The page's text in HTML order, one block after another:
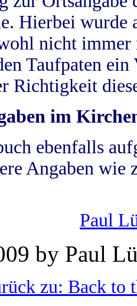
Hierbei wurde
nicht
Taufpaten
Richtigkeit
im
ebenfalls
Angaben wie
Paul
by Paul
zu: Back to